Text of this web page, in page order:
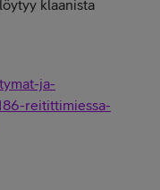
klaanista
ja-
reitittimiessa-